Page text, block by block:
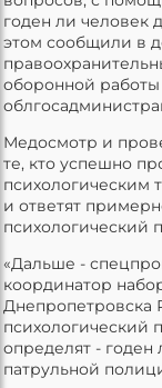
годен ли человек
этом сообщили в
оборонной
Медосмотр и
те, кто успешно
психологическим
и ответят
психологический
«Дальше -
координатор
Днепропетровска
психологический
определят -
патрульной